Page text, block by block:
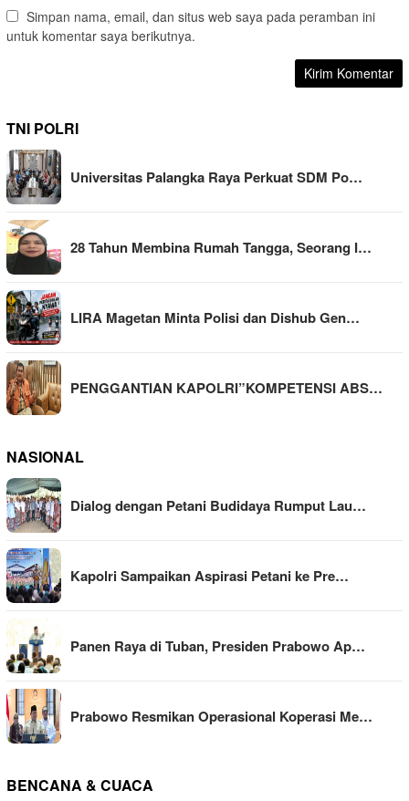
Simpan nama, email, dan situs web saya pada peramban ini
untuk komentar saya berikutnya.
TNI POLRI
Universitas Palangka Raya Perkuat SDM Po…
28 Tahun Membina Rumah Tangga, Seorang I…
LIRA Magetan Minta Polisi dan Dishub Gen…
PENGGANTIAN KAPOLRI”KOMPETENSI ABS…
NASIONAL
Dialog dengan Petani Budidaya Rumput Lau…
Kapolri Sampaikan Aspirasi Petani ke Pre…
Panen Raya di Tuban, Presiden Prabowo Ap…
Prabowo Resmikan Operasional Koperasi Me…
BENCANA & CUACA